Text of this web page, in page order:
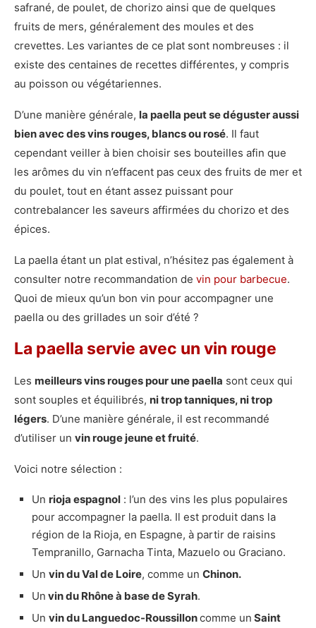
safrané, de poulet, de chorizo ainsi que de quelques
fruits de mers, généralement des moules et des
crevettes. Les variantes de ce plat sont nombreuses : il
existe des centaines de recettes différentes, y compris
au poisson ou végétariennes.
D’une manière générale, la paella peut se déguster aussi
bien avec des vins rouges, blancs ou rosé. Il faut
cependant veiller à bien choisir ses bouteilles afin que
les arômes du vin n’effacent pas ceux des fruits de mer et
du poulet, tout en étant assez puissant pour
contrebalancer les saveurs affirmées du chorizo et des
épices.
La paella étant un plat estival, n’hésitez pas également à
consulter notre recommandation de vin pour barbecue.
Quoi de mieux qu’un bon vin pour accompagner une
paella ou des grillades un soir d’été ?
La paella servie avec un vin rouge
Les meilleurs vins rouges pour une paella sont ceux qui
sont souples et équilibrés, ni trop tanniques, ni trop
légers. D’une manière générale, il est recommandé
d’utiliser un vin rouge jeune et fruité.
Voici notre sélection :
Un rioja espagnol : l’un des vins les plus populaires
pour accompagner la paella. Il est produit dans la
région de la Rioja, en Espagne, à partir de raisins
Tempranillo, Garnacha Tinta, Mazuelo ou Graciano.
Un vin du Val de Loire, comme un Chinon.
Un vin du Rhône à base de Syrah.
Un vin du Languedoc-Roussilloncomme un Saint